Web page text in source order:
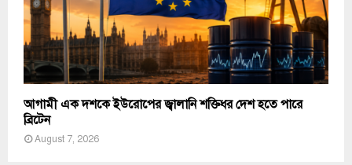
আগামী এক দশকে ইউরোপের জ্বালানি শক্তিধর দেশ হতে পারে
ব্রিটেন
August 7, 2026